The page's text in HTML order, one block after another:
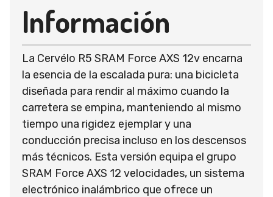
Información
La Cervélo R5 SRAM Force AXS 12v encarna
la esencia de la escalada pura: una bicicleta
diseñada para rendir al máximo cuando la
carretera se empina, manteniendo al mismo
tiempo una rigidez ejemplar y una
conducción precisa incluso en los descensos
más técnicos. Esta versión equipa el grupo
SRAM Force AXS 12 velocidades, un sistema
electrónico inalámbrico que ofrece un